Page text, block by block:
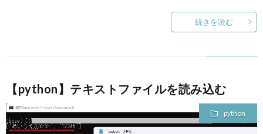
続きを読む
【python】テキストファイルを読み込む
python